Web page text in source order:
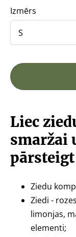
Izmērs
Liec
smaržai
Ziedu
Ziedi -
limonjas,
elementi;